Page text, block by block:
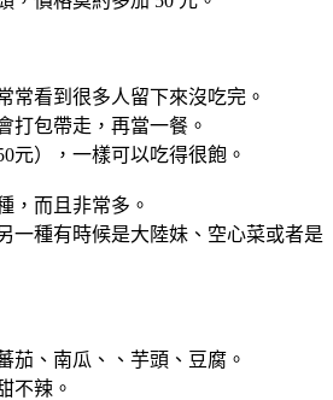
常看到很多人留下來沒吃完。
打包帶走，再當一餐。
元），一樣可以吃得很飽。
，而且非常多。
一種有時候是大陸妹、空心菜或者是
茄、南瓜、、芋頭、豆腐。
不辣。